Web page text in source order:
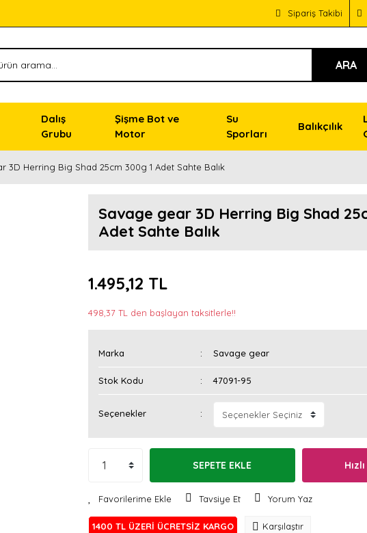
Sipariş Takibi
ARA
Dalış
Grubu
Şişme Bot ve
Motor
Su
Sporları
Balıkçılık
3D Herring Big Shad 25cm 300g 1 Adet Sahte Balık
Savage gear 3D Herring Big Shad
Adet Sahte Balık
1.495,12 TL
498,37 TL den başlayan taksitlerle!!
Marka Savage gear
Stok Kodu 47091-95
Seçenekler
SEPETE EKLE
Tavsiye Et Yorum Yaz
1400 TL ÜZERİ ÜCRETSİZ KARGO Karşılaştır